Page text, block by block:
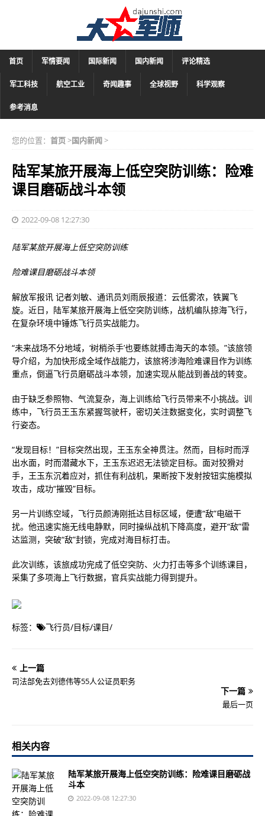
首页 军情要闻 国际新闻 国内新闻 评论精选
军工科技 航空工业 奇闻趣事 全球视野 科学观察
参考消息
您的位置： 首页>国内新闻>
陆军某旅开展海上低空突防训练：险难
课目磨砺战斗本领
2022-09-08 12:27:30
陆军某旅开展海上低空突防训练
险难课目磨砺战斗本领
解放军报讯 记者刘敏、通讯员刘雨辰报道：云低雾浓，铁翼飞
旋。近日，陆军某旅开展海上低空突防训练，战机编队掠海飞行，
在复杂环境中锤炼飞行员实战能力。
“未来战场不分地域，‘树梢杀手’也要练就搏击海天的本领。”该旅领
导介绍，为加快形成全域作战能力，该旅将涉海险难课目作为训练
重点，倒逼飞行员磨砺战斗本领，加速实现从能战到善战的转变。
由于缺乏参照物、气流复杂，海上训练给飞行员带来不小挑战。训
练中，飞行员王玉东紧握驾驶杆，密切关注数据变化，实时调整飞
行姿态。
“发现目标！”目标突然出现，王玉东全神贯注。然而，目标时而浮
出水面，时而潜藏水下，王玉东迟迟无法锁定目标。面对狡猾对
手，王玉东沉着应对，抓住有利战机，果断按下发射按钮实施模拟
攻击，成功“摧毁”目标。
另一片训练空域，飞行员颜涛刚抵达目标区域，便遭“敌”电磁干
扰。他迅速实施无线电静默，同时操纵战机下降高度，避开“敌”雷
达监测，突破“敌”封锁，完成对海目标打击。
此次训练，该旅成功完成了低空突防、火力打击等多个训练课目，
采集了多项海上飞行数据，官兵实战能力得到提升。
标签： 飞行员/目标/课目/
上一篇
司法部免去刘德伟等55人公证员职务
下一篇
最后一页
相关内容
陆军某旅开展海上低空突防训练：险难课目磨砺战
斗本
2022-09-08 12:27:30